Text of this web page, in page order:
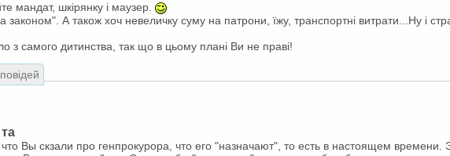
мандат, шкірянку і маузер.
законом". А також хоч невеличку суму на патрони, їжу, транспортні витрати...Ну і
з самого дитинства, так що в цьому плані Ви не праві!
Вы скзали про генпрокурора, что его "назначают", то есть в настоящем времени.